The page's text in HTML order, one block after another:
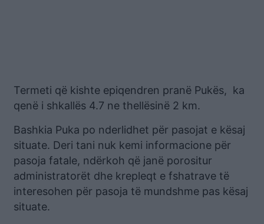
Termeti që kishte epiqendren pranë Pukës, ka
qenë i shkallës 4.7 ne thellësinë 2 km.
Bashkia Puka po nderlidhet për pasojat e kësaj
situate. Deri tani nuk kemi informacione për
pasoja fatale, ndërkoh që janë porositur
administratorët dhe krepleqt e fshatrave të
interesohen për pasoja të mundshme pas kësaj
situate.